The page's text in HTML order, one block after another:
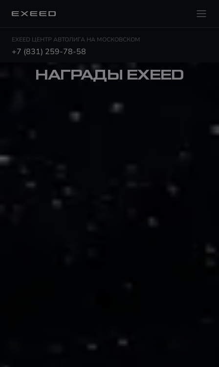
EXEED ЦЕНТР АВТОЛИГА НА МОСКОВСКОМ
+7 (831) 259-78-58
НАГРАДЫ EXEED